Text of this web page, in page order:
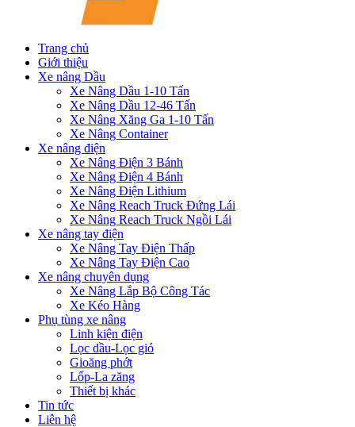
Trang chủ
Giới thiệu
Xe nâng Dầu
Xe Nâng Dầu 1-10 Tấn
Xe Nâng Dầu 12-46 Tấn
Xe Nâng Xăng Ga 1-10 Tấn
Xe Nâng Container
Xe nâng điện
Xe Nâng Điện 3 Bánh
Xe Nâng Điện 4 Bánh
Xe Nâng Điện Lithium
Xe Nâng Reach Truck Đứng Lái
Xe Nâng Reach Truck Ngồi Lái
Xe nâng tay điện
Xe Nâng Tay Điện Thấp
Xe Nâng Tay Điện Cao
Xe nâng chuyên dụng
Xe Nâng Lắp Bộ Công Tác
Xe Kéo Hàng
Phụ tùng xe nâng
Linh kiện điện
Lọc dầu-Lọc gió
Gioăng phớt
Lốp-La zăng
Thiết bị khác
Tin tức
Liên hệ